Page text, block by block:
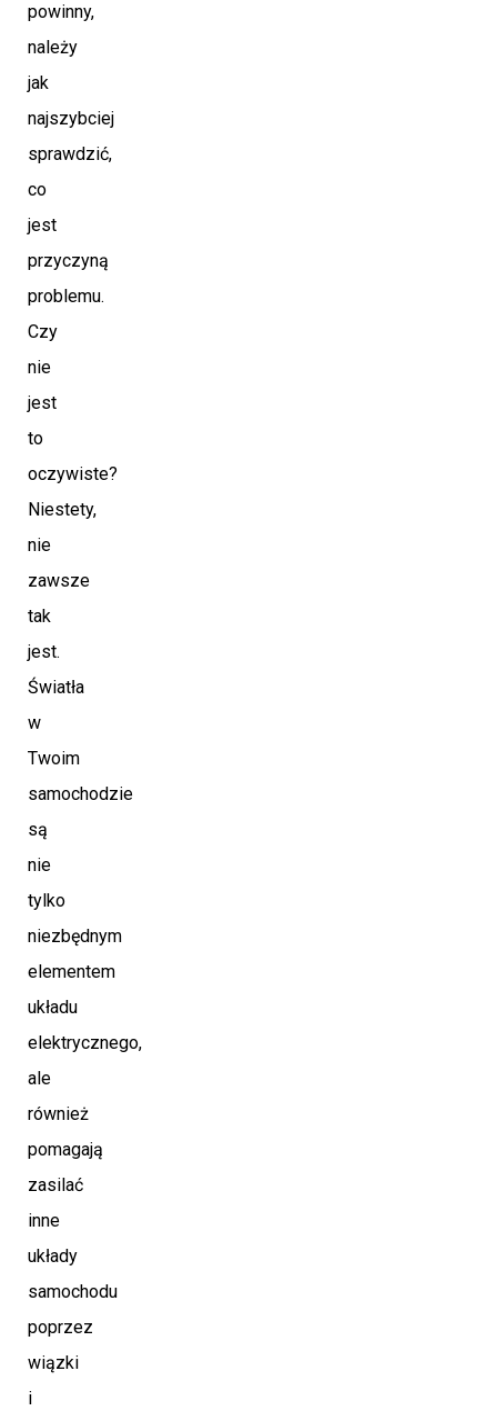
powinny,
należy
jak
najszybciej
sprawdzić,
co
jest
przyczyną
problemu.
Czy
nie
jest
to
oczywiste?
Niestety,
nie
zawsze
tak
jest.
Światła
w
Twoim
samochodzie
są
nie
tylko
niezbędnym
elementem
układu
elektrycznego,
ale
również
pomagają
zasilać
inne
układy
samochodu
poprzez
wiązki
i